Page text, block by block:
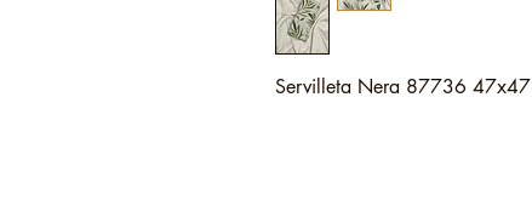
Servilleta Nera 87736 47x47